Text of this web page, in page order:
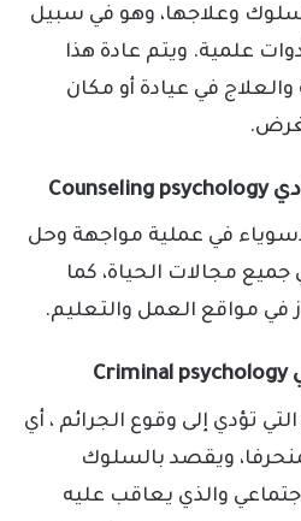
وعلاجها، وهو في سبيل
علمية. ويتم عادة هذا
في عيادة أو مكان
في عملية مواجهة وحل
مجالات الحياة، كما
في مواقع العمل والتعليم.
تؤدي إلى وقوع الجرائم ، أي
ويقصد بالسلوك
والذي يعاقب عليه